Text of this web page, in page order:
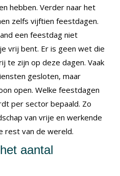
hebben. Verder naar het
zelfs vijftien feestdagen.
een feestdag niet
vrij bent. Er is geen wet die
te zijn op deze dagen. Vaak
gesloten, maar
open. Welke feestdagen
per sector bepaald. Zo
van vrije en werkende
rest van de wereld.
aantal